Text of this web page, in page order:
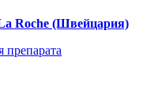
Roche (Швейцария)
препарата